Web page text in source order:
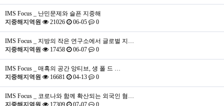
IMS Focus _ 난민문제와 슬픈 지중해
지중해지역원
21026 06-05 0
IMS Focus _ 지방의 작은 연구소에서 글로벌 지…
지중해지역원
17458 06-07 0
IMS Focus _ 매혹의 공간 앙티브, 생 폴 드 …
지중해지역원
16681 04-13 0
IMS Focus _ 코로나와 함께 확산되는 외국인 혐…
지중해지역원
17309 07-07 0